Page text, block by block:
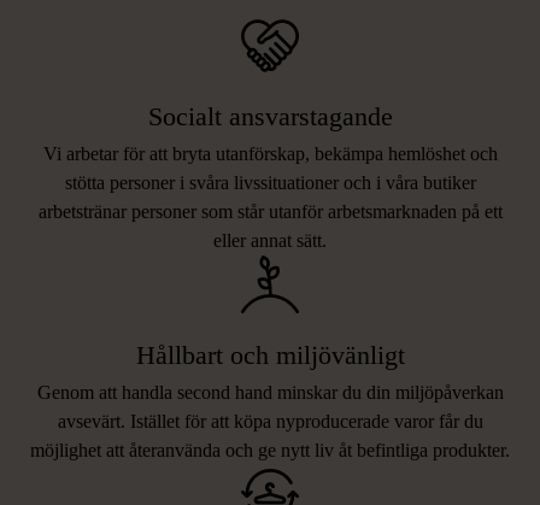
Socialt ansvarstagande
Vi arbetar för att bryta utanförskap, bekämpa hemlöshet och
stötta personer i svåra livssituationer och i våra butiker
arbetstränar personer som står utanför arbetsmarknaden på ett
eller annat sätt.
Hållbart och miljövänligt
Genom att handla second hand minskar du din miljöpåverkan
avsevärt. Istället för att köpa nyproducerade varor får du
möjlighet att återanvända och ge nytt liv åt befintliga produkter.